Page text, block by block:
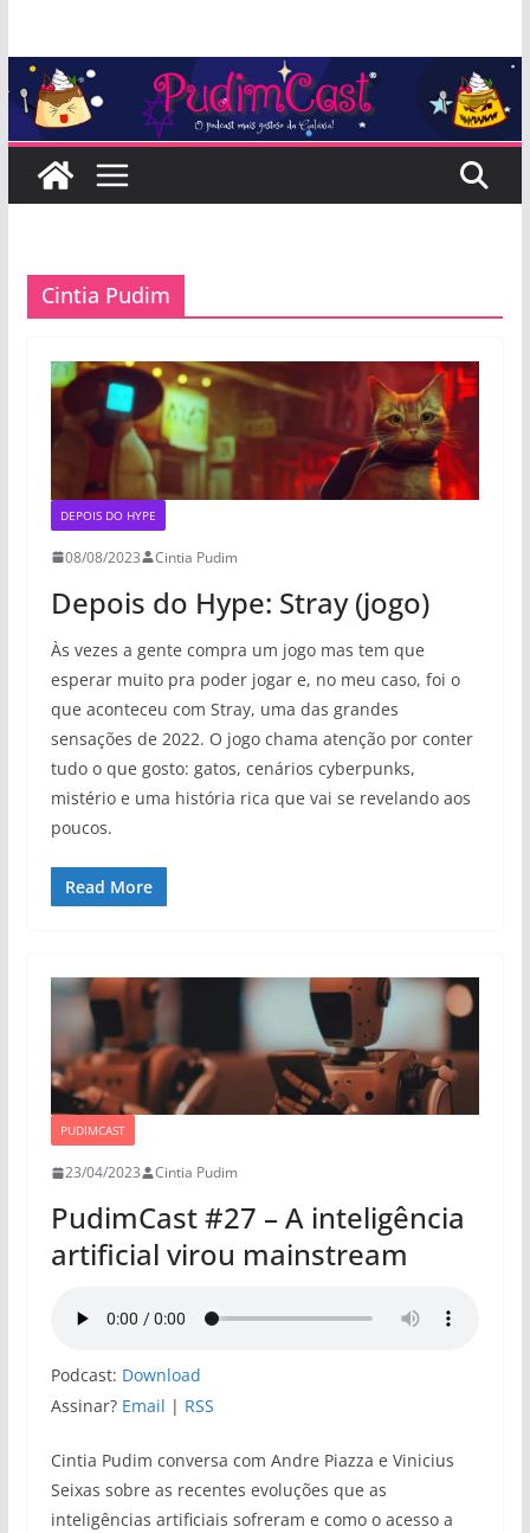
conteúdo
Cintia Pudim
DEPOIS DO HYPE
08/08/2023 Cintia Pudim
Depois do Hype: Stray (jogo)
Às vezes a gente compra um jogo mas tem que
esperar muito pra poder jogar e, no meu caso, foi o
que aconteceu com Stray, uma das grandes
sensações de 2022. O jogo chama atenção por conter
tudo o que gosto: gatos, cenários cyberpunks,
mistério e uma história rica que vai se revelando aos
poucos.
Read More
PUDIMCAST
23/04/2023 Cintia Pudim
PudimCast #27 – A inteligência
artificial virou mainstream
Podcast: Download
Assinar? Email | RSS
Cintia Pudim conversa com Andre Piazza e Vinicius
Seixas sobre as recentes evoluções que as
inteligências artificiais sofreram e como o acesso a